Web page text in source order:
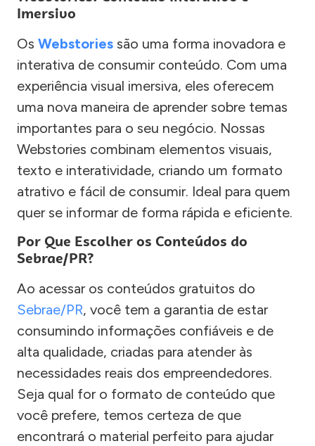
Imersivo
Os Webstories são uma forma inovadora e
interativa de consumir conteúdo. Com uma
experiência visual imersiva, eles oferecem
uma nova maneira de aprender sobre temas
importantes para o seu negócio. Nossas
Webstories combinam elementos visuais,
texto e interatividade, criando um formato
atrativo e fácil de consumir. Ideal para quem
quer se informar de forma rápida e eficiente.
Por Que Escolher os Conteúdos do
Sebrae/PR?
Ao acessar os conteúdos gratuitos do
Sebrae/PR, você tem a garantia de estar
consumindo informações confiáveis e de
alta qualidade, criadas para atender às
necessidades reais dos empreendedores.
Seja qual for o formato de conteúdo que
você prefere, temos certeza de que
encontrará o material perfeito para ajudar